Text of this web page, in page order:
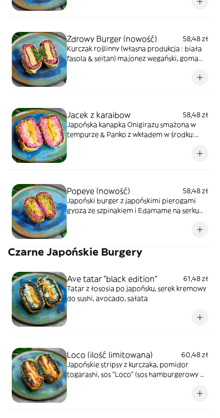
Zdrowy Burger (nowość)
58,48 zł
Kurczak roślinny (własna produkcja : biała
fasola & seitan) majonez wegański, goma
Jacek z karaibow
58,48 zł
Japońska kanapka Onigirazu smażona w
tempurze & Panko z wkładem w środku:
Popeye (nowość)
58,48 zł
Japoński burger z japońskimi pierogami
gyoza ze szpinakiem i Edamame na serku
Czarne Japońskie Burgery
Ave tatar "black edition"
61,48 zł
Tatar z łososia po japońsku, serek kremowy
do sushi, avocado, sałata
Loco (ilość limitowana)
60,48 zł
Japońskie stripsy z kurczaka, pomidor
togarashi, sos "Loco" (sos hamburgerowy &